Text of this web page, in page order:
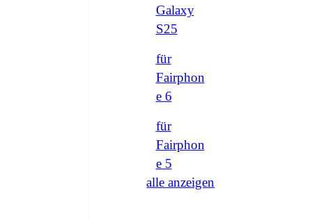
Galaxy
S25
für
Fairphon
e 6
für
Fairphon
e 5
alle anzeigen